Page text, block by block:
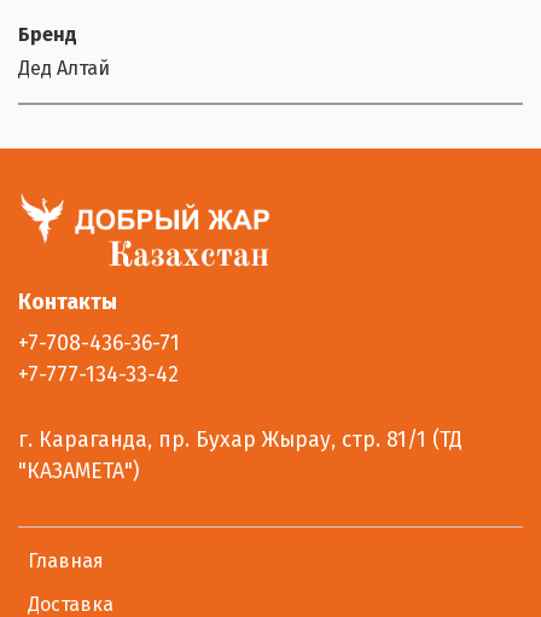
Бренд
Дед Алтай
Главная
Доставка
Контакты
+7-708-436-36-71
+7-777-134-33-42
г. Караганда, пр. Бухар Жырау, стр. 81/1 (ТД
"КАЗАМЕТА")